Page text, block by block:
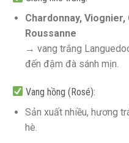
Chardonnay,
Roussanne
→ vang trắng
đến đậm đà sánh mịn.
Vang hồng (Rosé):
Sản xuất nhiều, hương
hè.